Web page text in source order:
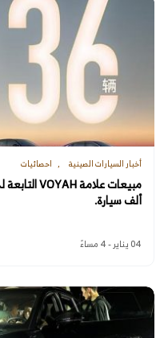
أخبار السيارات الصينية احصائيات
ألف سيارة.
04 يناير - 4 مساءً